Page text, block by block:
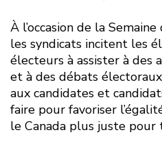
À l’occasion de la
les syndicats incitent les
électeurs à assister à des
et à des débats
aux candidates et
faire pour favoriser
le Canada plus juste pour